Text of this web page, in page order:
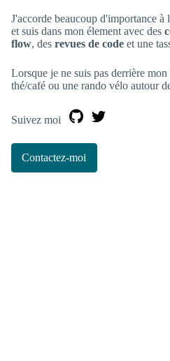
J'accorde beaucoup d'importance à
et suis dans mon élement avec des
flow, des revues de code et une
Lorsque je ne suis pas derrière
thé/café ou une rando vélo autour
Suivez moi
Contactez-moi